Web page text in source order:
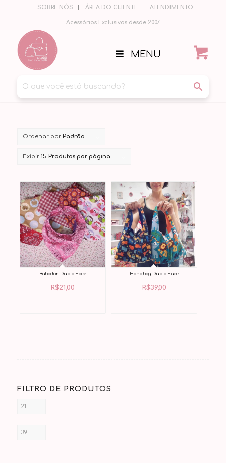
SOBRE NÓS ÁREA DO CLIENTE ATENDIMENTO
Acessórios Exclusivos desde 2007
MENU
Ordenar por Padrão
Exibir 15 Produtos por página
Babador Dupla Face
R$21,00
Handbag Dupla Face
R$39,00
FILTRO DE PRODUTOS